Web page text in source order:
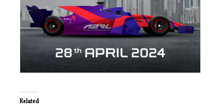
Related